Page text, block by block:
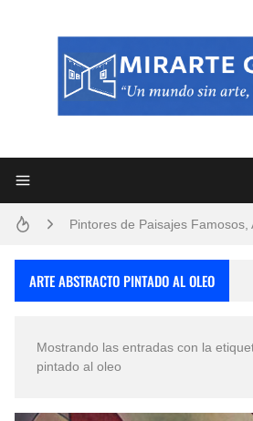
Pintores de Paisajes Famosos,
ARTE ABSTRACTO PINTADO AL OLEO
Mostrando las entradas con la
pintado al oleo